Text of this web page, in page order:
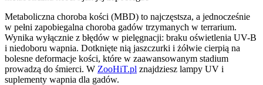
Metaboliczna choroba kości (MBD) to najczęstsza, a jednocześnie
w pełni zapobiegalna choroba gadów trzymanych w terrarium.
Wynika wyłącznie z błędów w pielęgnacji: braku oświetlenia UV-B
i niedoboru wapnia. Dotknięte nią jaszczurki i żółwie cierpią na
bolesne deformacje kości, które w zaawansowanym stadium
prowadzą do śmierci. W ZooHiT.pl znajdziesz lampy UV i
suplementy wapnia dla gadów.